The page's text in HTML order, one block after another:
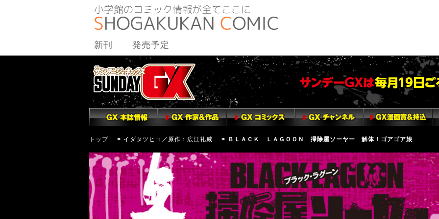
新刊 発売予定
トップ > イダタツヒコ／原作：広江礼威 > ＢＬＡＣＫ ＬＡＧＯＯＮ 掃除屋ソーヤー 解体！ゴアゴア娘